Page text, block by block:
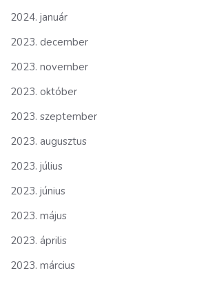
2024. január
2023. december
2023. november
2023. október
2023. szeptember
2023. augusztus
2023. július
2023. június
2023. május
2023. április
2023. március